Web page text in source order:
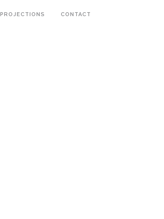
PROJECTIONS CONTACT